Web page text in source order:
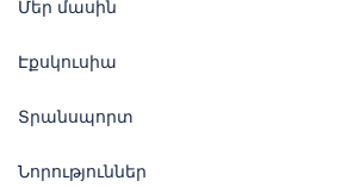
Մեր մասին
Էքսկուսիա
Տրանսպորտ
Նորություններ